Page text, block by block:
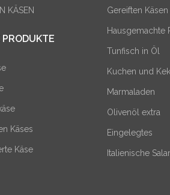
KÄSEN
Käses
Käse
Gereiften Käsen
Hausgemachte
Tunfisch in Öl
Kuchen und
Marmaladen
Olivenöl extra
Eingelegtes
Italienische